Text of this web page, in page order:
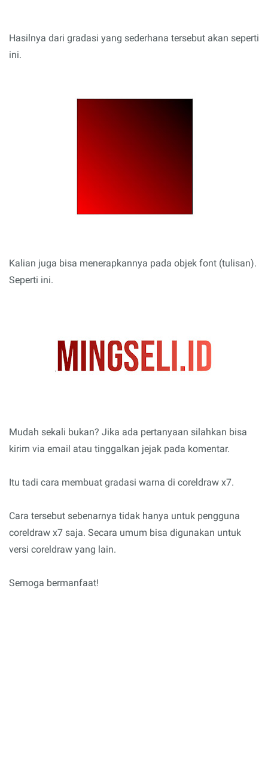
Hasilnya dari gradasi yang sederhana tersebut akan seperti
ini.
Kalian juga bisa menerapkannya pada objek font (tulisan).
Seperti ini.
Mudah sekali bukan? Jika ada pertanyaan silahkan bisa
kirim via email atau tinggalkan jejak pada komentar.
Itu tadi cara membuat gradasi warna di coreldraw x7.
Cara tersebut sebenarnya tidak hanya untuk pengguna
coreldraw x7 saja. Secara umum bisa digunakan untuk
versi coreldraw yang lain.
Semoga bermanfaat!